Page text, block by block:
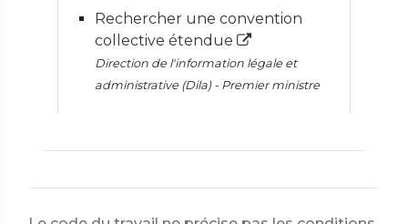
Rechercher une convention
collective étendue
Direction de l'information légale et
administrative (Dila) - Premier ministre